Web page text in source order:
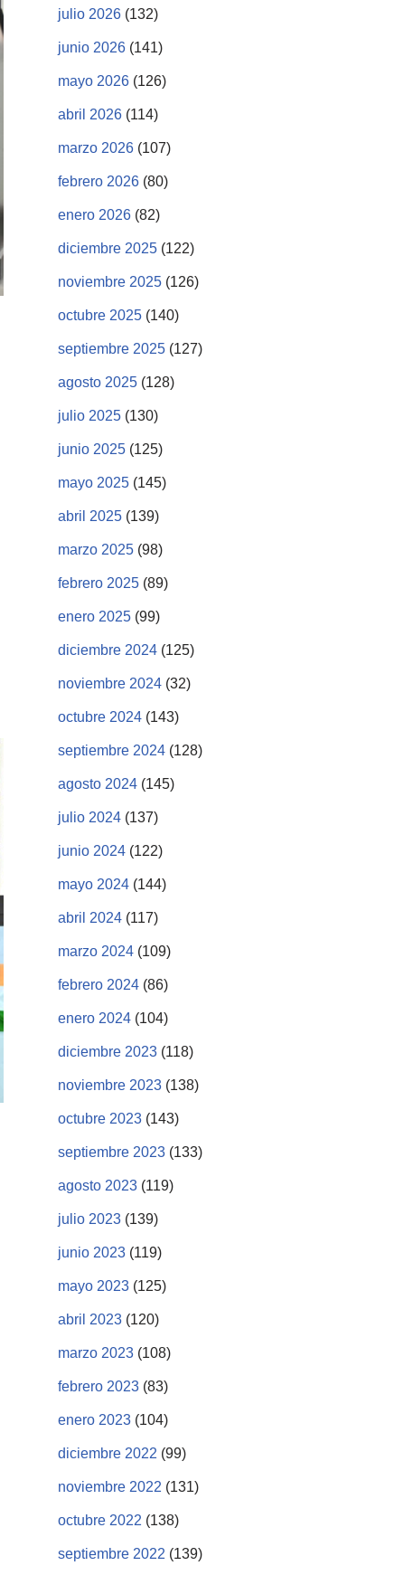
julio 2026 (132)
junio 2026 (141)
mayo 2026 (126)
abril 2026 (114)
marzo 2026 (107)
febrero 2026 (80)
enero 2026 (82)
diciembre 2025 (122)
noviembre 2025 (126)
octubre 2025 (140)
septiembre 2025 (127)
agosto 2025 (128)
julio 2025 (130)
junio 2025 (125)
mayo 2025 (145)
abril 2025 (139)
marzo 2025 (98)
febrero 2025 (89)
enero 2025 (99)
diciembre 2024 (125)
noviembre 2024 (32)
octubre 2024 (143)
septiembre 2024 (128)
agosto 2024 (145)
julio 2024 (137)
junio 2024 (122)
mayo 2024 (144)
abril 2024 (117)
marzo 2024 (109)
febrero 2024 (86)
enero 2024 (104)
diciembre 2023 (118)
noviembre 2023 (138)
octubre 2023 (143)
septiembre 2023 (133)
agosto 2023 (119)
julio 2023 (139)
junio 2023 (119)
mayo 2023 (125)
abril 2023 (120)
marzo 2023 (108)
febrero 2023 (83)
enero 2023 (104)
diciembre 2022 (99)
noviembre 2022 (131)
octubre 2022 (138)
septiembre 2022 (139)